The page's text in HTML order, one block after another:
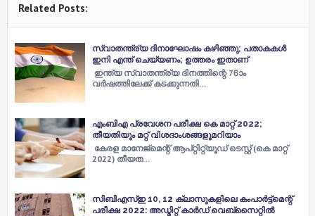
Related Posts:
സ്വാതന്ത്ര്യ ദിനാഘോഷം കഴിഞ്ഞു; പതാകകള്‍
ഇനി എന്ത് ചെയ്യണം; ഉത്തരം ഇതാണ്
ഇന്ത്യ സ്വാതന്ത്ര്യ ദിനത്തിന്റെ 76ാം
വര്‍ഷത്തിലേക്ക് കടക്കുന്നതി…
എംബിഎ പ്രവേശന പരീക്ഷ കെ മാറ്റ് 2022;
തീയതിയും മറ്റ് വിശദാംശങ്ങളുമറിയാം
കേരള മാനേജ്മെന്റ് ആപ്റ്റിറ്റ്യൂഡ് ടെസ്റ്റ് (കെ മാറ്റ്
2022) തീയത…
സിബിഎസ്ഇ 10, 12 ക്ലാസുകളിലെ കംപാർട്ട്മെന്റ്
പരീക്ഷ 2022: അഡ്മിറ്റ് കാർഡ് വെബ്സൈറ്റിൽ